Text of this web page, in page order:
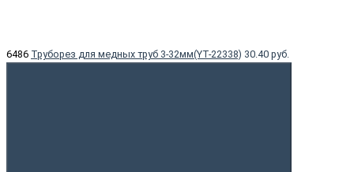
6486 Труборез для медных труб 3-32мм(YT-22338) 30.40 руб.